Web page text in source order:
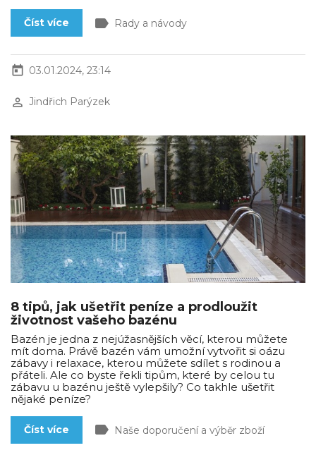
Číst více label Rady a návody
today 03.01.2024, 23:14
perm_identity Jindřich Parýzek
8 tipů, jak ušetřit peníze a prodloužit
životnost vašeho bazénu
Bazén je jedna z nejúžasnějších věcí, kterou můžete
mít doma. Právě bazén vám umožní vytvořit si oázu
zábavy i relaxace, kterou můžete sdílet s rodinou a
přáteli. Ale co byste řekli tipům, které by celou tu
zábavu u bazénu ještě vylepšily? Co takhle ušetřit
nějaké peníze?
Číst více label Naše doporučení a výběr zboží